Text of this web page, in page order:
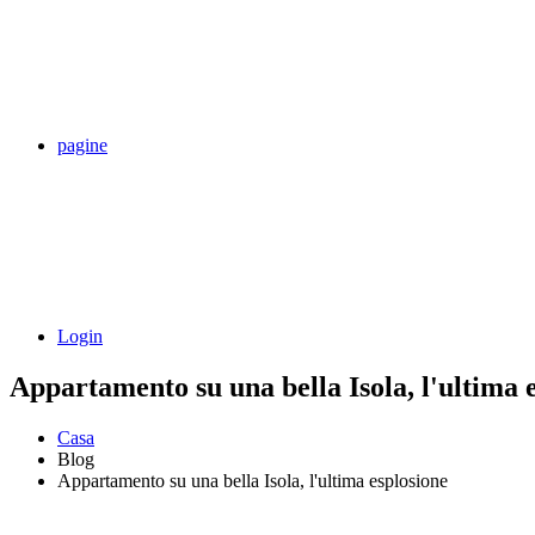
pagine
Login
Appartamento su una bella Isola, l'ultima
Casa
Blog
Appartamento su una bella Isola, l'ultima esplosione